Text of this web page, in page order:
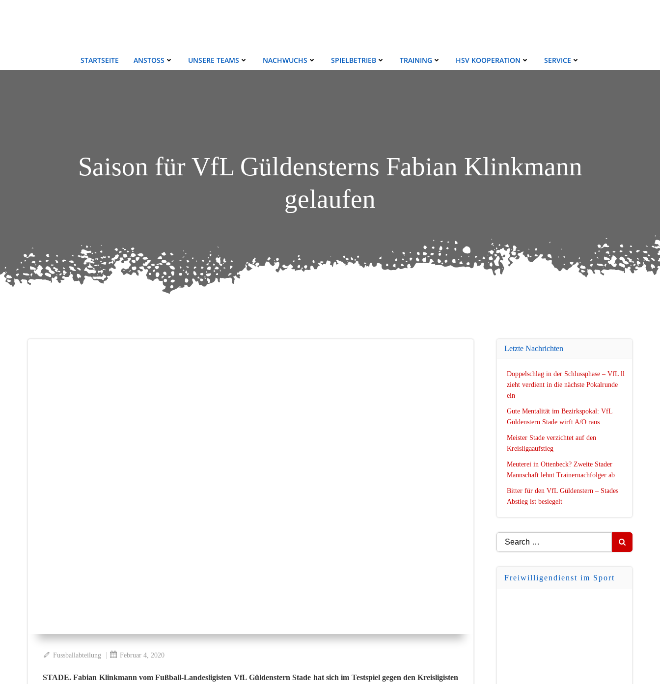
STARTSEITE ANSTOSS UNSERE TEAMS NACHWUCHS SPIELBETRIEB TRAINING HSV KOOPERATION SERVICE
Saison für VfL Güldensterns Fabian Klinkmann
gelaufen
Fussballabteilung | Februar 4, 2020
STADE. Fabian Klinkmann vom Fußball-Landesligisten VfL Güldenstern Stade hat sich im Testspiel gegen den Kreisligisten
Letzte Nachrichten
Doppelschlag in der Schlussphase – VfL ll
zieht verdient in die nächste Pokalrunde
ein
Gute Mentalität im Bezirkspokal: VfL
Güldenstern Stade wirft A/O raus
Meister Stade verzichtet auf den
Kreisligaaufstieg
Meuterei in Ottenbeck? Zweite Stader
Mannschaft lehnt Trainernachfolger ab
Bitter für den VfL Güldenstern – Stades
Abstieg ist besiegelt
Search
for:
Freiwilligendienst im Sport